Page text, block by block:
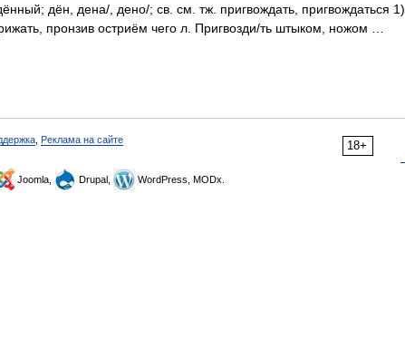
дён, дена/, дено/; св. см. тж. пригвождать, пригвождаться 1)
пронзив остриём чего л. Пригвозди/ть штыком, ножом …
18+
Реклама на сайте
Joomla, Drupal, WordPress, MODx.